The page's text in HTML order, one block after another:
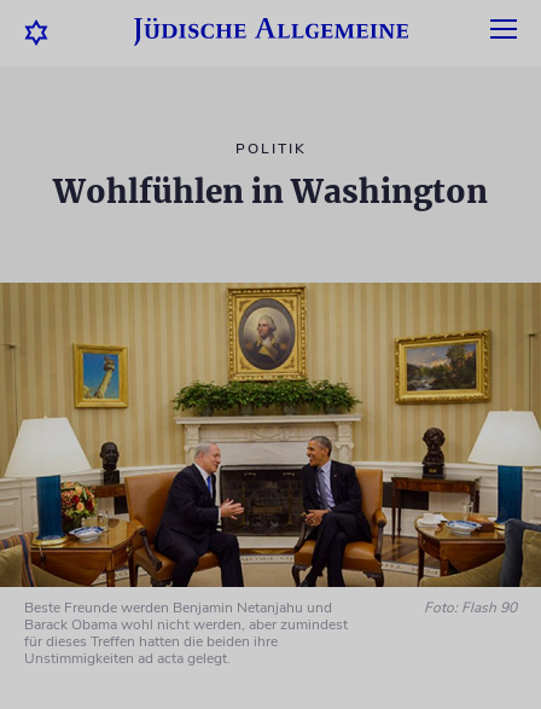
POLITIK
Wohlfühlen in Washington
Beste Freunde werden Benjamin Netanjahu und
Barack Obama wohl nicht werden, aber zumindest
für dieses Treffen hatten die beiden ihre
Unstimmigkeiten ad acta gelegt.
Foto: Flash 90